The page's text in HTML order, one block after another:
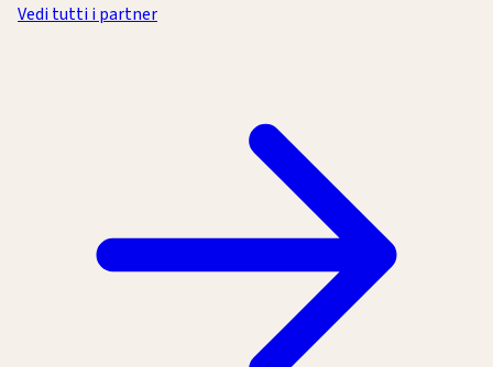
Vedi tutti i partner